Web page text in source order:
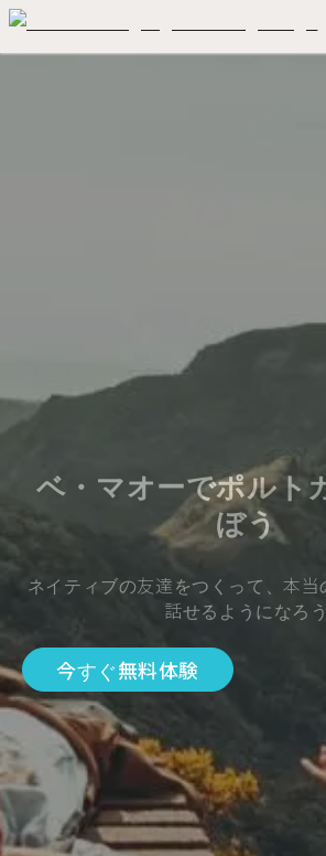
ベ・マオーでポルト
ぼう
ネイティブの友達をつくって、本
話せるようになろう
今すぐ無料体験